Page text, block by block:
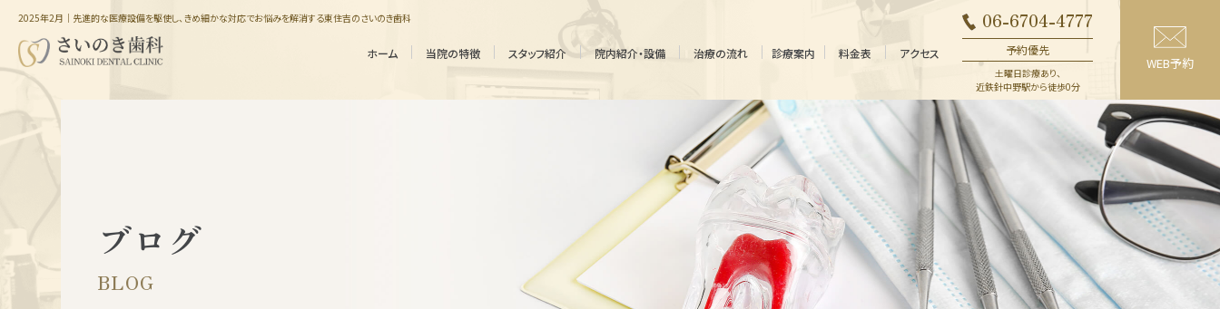
2025年2月｜先進的な医療設備を駆使し、きめ細かな対応でお悩みを解消する東住吉のさいのき歯科
ホーム 当院の特徴 スタッフ紹介 院内紹介・設備 治療の流れ 診療案内
インプラント
マウスピース
精密義歯
（入れ歯）
一般治療
（保険内）
料金表 アクセス
06-6704-4777
予約優先
土曜日診療あり、
近鉄針中野駅から徒歩0分
WEB予約
ブログ
BLOG